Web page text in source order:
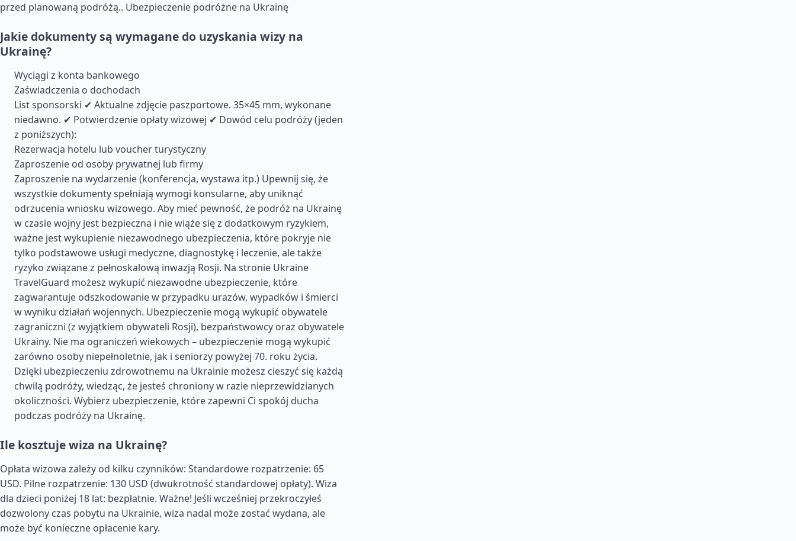
przed planowaną podróżą.. Ubezpieczenie podróżne na Ukrainę
Jakie dokumenty są wymagane do uzyskania wizy na
Ukrainę?
Wyciągi z konta bankowego
Zaświadczenia o dochodach
List sponsorski ✔ Aktualne zdjęcie paszportowe. 35×45 mm, wykonane
niedawno. ✔ Potwierdzenie opłaty wizowej ✔ Dowód celu podróży (jeden
z poniższych):
Rezerwacja hotelu lub voucher turystyczny
Zaproszenie od osoby prywatnej lub firmy
Zaproszenie na wydarzenie (konferencja, wystawa itp.) Upewnij się, że
wszystkie dokumenty spełniają wymogi konsularne, aby uniknąć
odrzucenia wniosku wizowego. Aby mieć pewność, że podróż na Ukrainę
w czasie wojny jest bezpieczna i nie wiąże się z dodatkowym ryzykiem,
ważne jest wykupienie niezawodnego ubezpieczenia, które pokryje nie
tylko podstawowe usługi medyczne, diagnostykę i leczenie, ale także
ryzyko związane z pełnoskalową inwazją Rosji. Na stronie Ukraine
TravelGuard możesz wykupić niezawodne ubezpieczenie, które
zagwarantuje odszkodowanie w przypadku urazów, wypadków i śmierci
w wyniku działań wojennych. Ubezpieczenie mogą wykupić obywatele
zagraniczni (z wyjątkiem obywateli Rosji), bezpaństwowcy oraz obywatele
Ukrainy. Nie ma ograniczeń wiekowych – ubezpieczenie mogą wykupić
zarówno osoby niepełnoletnie, jak i seniorzy powyżej 70. roku życia.
Dzięki ubezpieczeniu zdrowotnemu na Ukrainie możesz cieszyć się każdą
chwilą podróży, wiedząc, że jesteś chroniony w razie nieprzewidzianych
okoliczności. Wybierz ubezpieczenie, które zapewni Ci spokój ducha
podczas podróży na Ukrainę.
Ile kosztuje wiza na Ukrainę?
Opłata wizowa zależy od kilku czynników: Standardowe rozpatrzenie: 65
USD. Pilne rozpatrzenie: 130 USD (dwukrotność standardowej opłaty). Wiza
dla dzieci poniżej 18 lat: bezpłatnie. Ważne! Jeśli wcześniej przekroczyłeś
dozwolony czas pobytu na Ukrainie, wiza nadal może zostać wydana, ale
może być konieczne opłacenie kary.